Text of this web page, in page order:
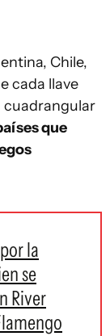
Chile,
cada llave
cuadrangular
que
la
se
River